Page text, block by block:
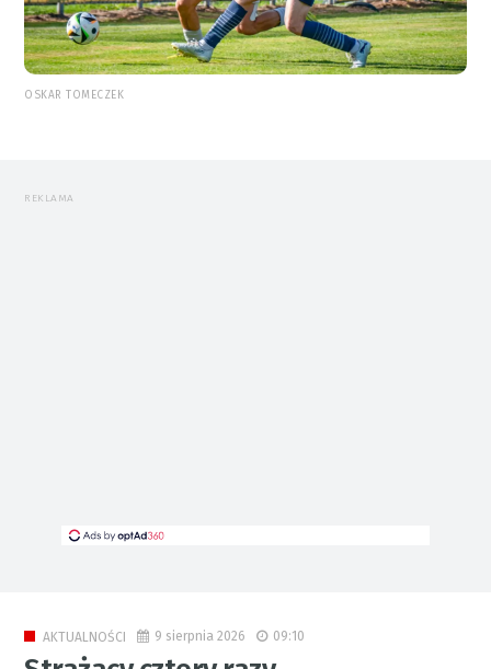
OSKAR TOMECZEK
REKLAMA
AKTUALNOŚCI 9 sierpnia 2026 09:10